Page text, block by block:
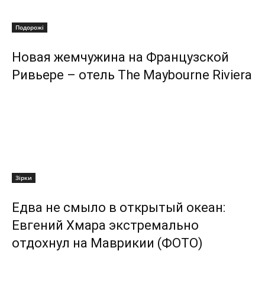
Подорожі
Новая жемчужина на Французской
Ривьере – отель The Maybourne Riviera
Зірки
Едва не смыло в открытый океан:
Евгений Хмара экстремально
отдохнул на Маврикии (ФОТО)